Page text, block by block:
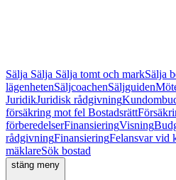
Sälja Sälja Sälja tomt och markSälja
lägenhetenSäljcoachenSäljguiden
JuridikJuridisk rådgivning
försäkring mot fel Bostadsrätt
förberedelserFinansieringVisning
rådgivningFinansieringFelansvar vid
mäklareSök bostad
stäng meny